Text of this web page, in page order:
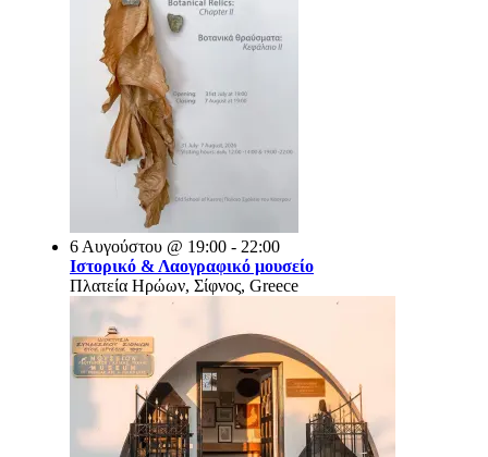
6 Αυγούστου @ 19:00 - 22:00
Ιστορικό & Λαογραφικό μουσείο
Πλατεία Ηρώων, Σίφνος, Greece